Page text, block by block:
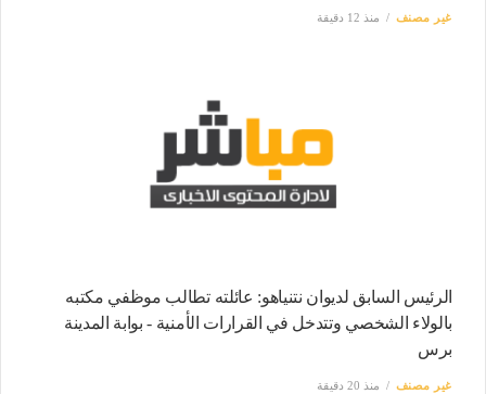
غير مصنف منذ 12 دقيقة
الرئيس السابق لديوان نتنياهو: عائلته تطالب موظفي مكتبه
بالولاء الشخصي وتتدخل في القرارات الأمنية - بوابة المدينة
برس
غير مصنف منذ 20 دقيقة